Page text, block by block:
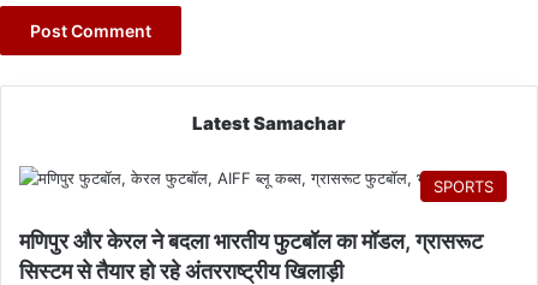
Latest Samachar
SPORTS
मणिपुर और केरल ने बदला भारतीय फुटबॉल का मॉडल, ग्रासरूट
सिस्टम से तैयार हो रहे अंतरराष्ट्रीय खिलाड़ी